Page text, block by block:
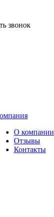
звонок
О компании
Отзывы
Контакты